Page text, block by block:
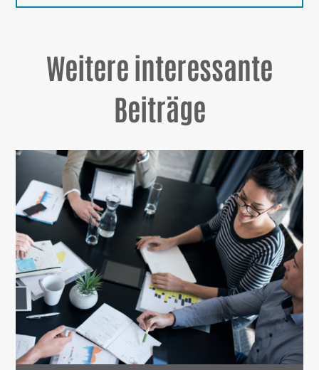
Weitere interessante
Beiträge